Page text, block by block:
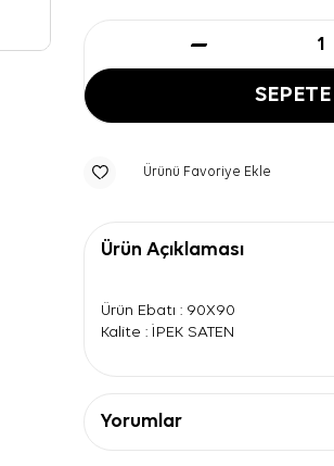
Ürünü Favoriye Ekle
Ürün Açıklaması
Ürün Ebatı : 90X90
Kalite : İPEK SATEN
Yorumlar